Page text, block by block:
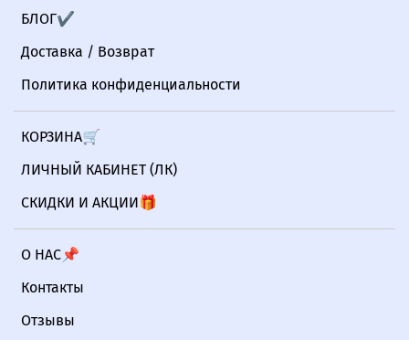
БЛОГ✔
Доставка / Возврат
Политика конфиденциальности
КОРЗИНА🛒
ЛИЧНЫЙ КАБИНЕТ (ЛК)
СКИДКИ И АКЦИИ🎁
О НАС📌
Контакты
Отзывы